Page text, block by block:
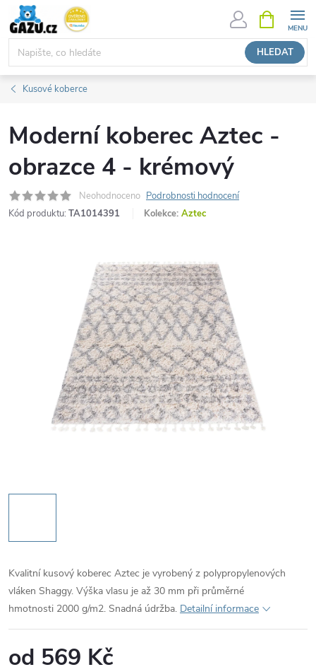
Přejít
obsah
HLEDAT
NÁKUPNÍ
KOŠÍK
Kusové koberce
Moderní koberec Aztec -
obrazce 4 - krémový
Neohodnoceno Podrobnosti hodnocení
Kód produktu: TA1014391 Kolekce: Aztec
Kvalitní kusový koberec Aztec je vyrobený z polypropylenových
vláken Shaggy. Výška vlasu je až 30 mm při průměrné
hmotnosti 2000 g/m2. Snadná údržba. Detailní informace
od 569 Kč